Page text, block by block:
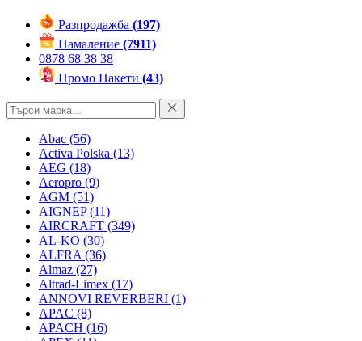
Разпродажба (197)
Намаление (7911)
0878 68 38 38
Промо Пакети (43)
Abac (56)
Activa Polska (13)
AEG (18)
Aeropro (9)
AGM (51)
AIGNEP(11)
AIRCRAFT (349)
AL-KO (30)
ALFRA (36)
Almaz (27)
Altrad-Limex (17)
ANNOVI REVERBERI (1)
APAC (8)
APACH (16)